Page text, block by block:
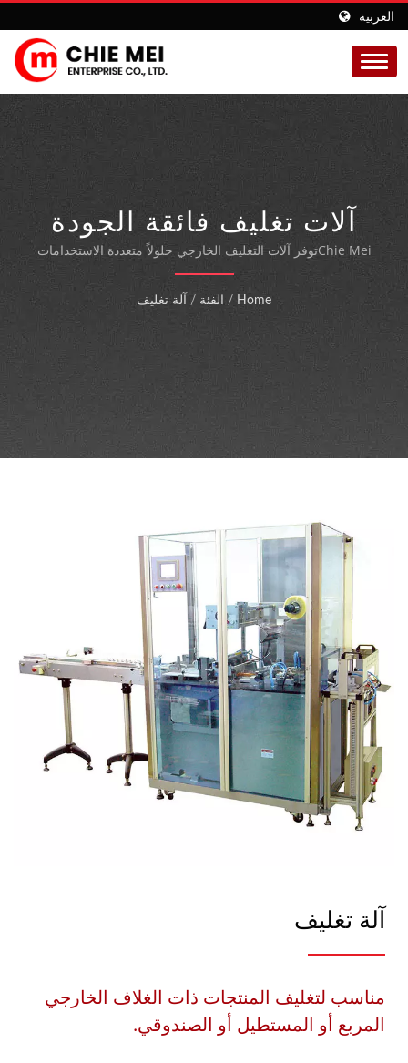
العربية
آلات تغليف فائقة الجودة
لتغليف المنتجات المرنة
Chie Meiتوفر آلات التغليف الخارجي حلولاً متعددة الاستخدامات
وعالية الكفاءة مصممة لتغليف المنتجات بمواد تغليف مرنة، مما
يعزز المظهر مع الحماية من السرقة وتلوث الغبار.
Home
/ الفئة / آلة تغليف
آلة تغليف
مناسب لتغليف المنتجات ذات الغلاف الخارجي
المربع أو المستطيل أو الصندوقي.